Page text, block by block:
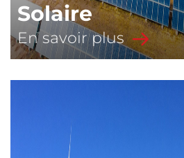
Solaire
En savoir plus